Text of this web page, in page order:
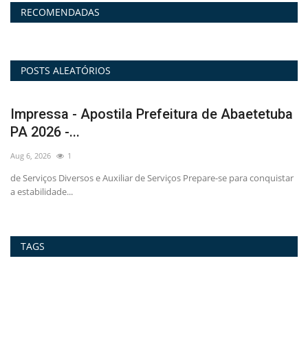
RECOMENDADAS
POSTS ALEATÓRIOS
Vídeo Aulas - Curso Autarquia Municipal de
Saúde - Itapecerica...
Aug 5, 2026 2
Seja um profissional valorizado e essencial na área da saúde, com o
Curso Autarquia...
TAGS